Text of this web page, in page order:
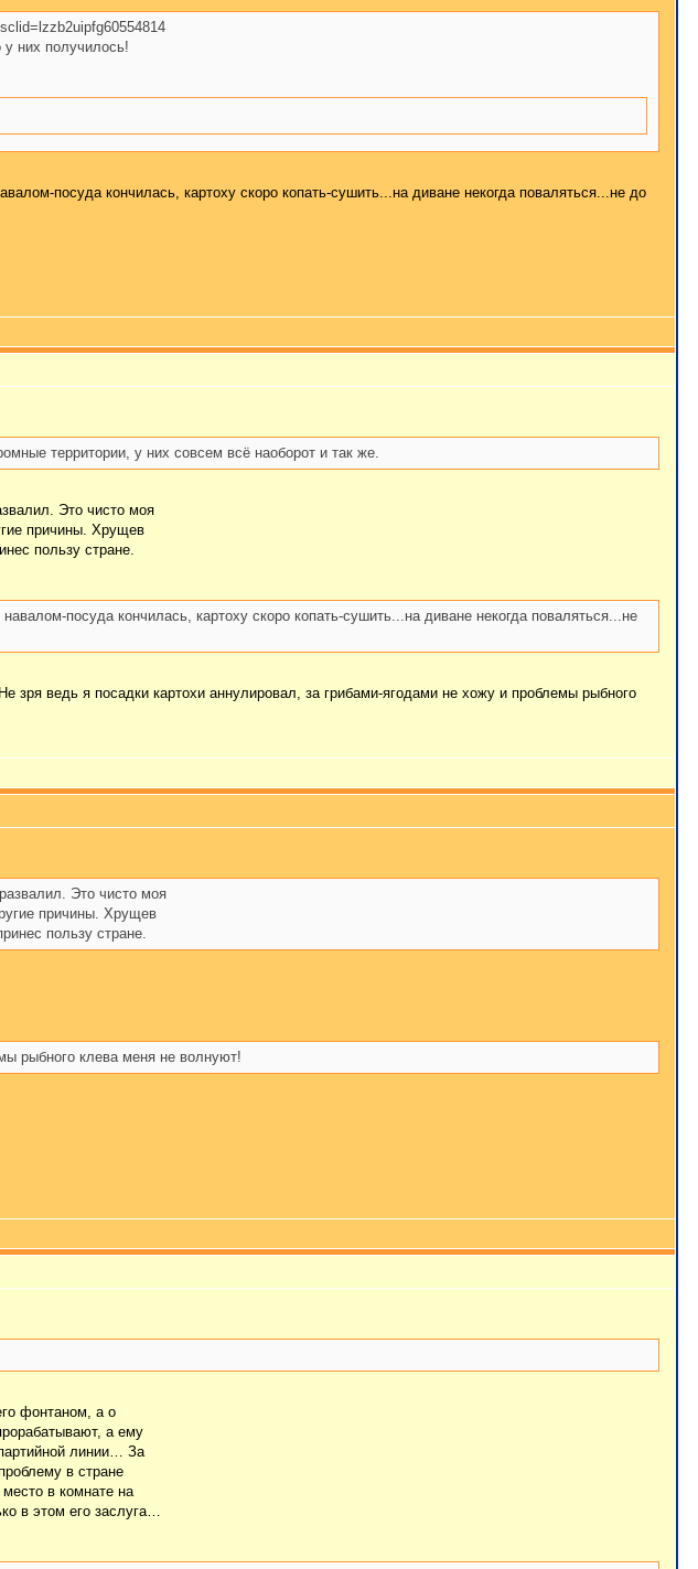
них получилось!
посуда кончилась, картоху скоро копать-сушить...на диване некогда поваляться...не до
территории, у них совсем всё наоборот и так же.
Это чисто моя
причины. Хрущев
пользу стране.
посуда кончилась, картоху скоро копать-сушить...на диване некогда поваляться...не
ведь я посадки картохи аннулировал, за грибами-ягодами не хожу и проблемы рыбного
Это чисто моя
причины. Хрущев
пользу стране.
рыбного клева меня не волнуют!
фонтаном, а о
а ему
линии… За
в стране
в комнате на
в этом его заслуга…